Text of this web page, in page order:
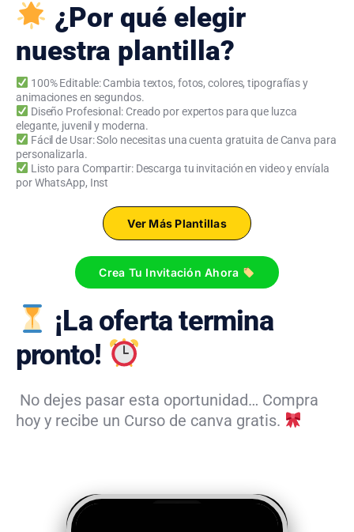
¿Por qué elegir
nuestra plantilla?
100% Editable: Cambia textos, fotos, colores, tipografías y
animaciones en segundos.
Diseño Profesional: Creado por expertos para que luzca
elegante, juvenil y moderna.
Fácil de Usar: Solo necesitas una cuenta gratuita de Canva para
personalizarla.
Listo para Compartir: Descarga tu invitación en video y envíala
por WhatsApp, Inst
Ver Más Plantillas
Crea Tu Invitación Ahora
¡La oferta termina
pronto!
No dejes pasar esta oportunidad… Compra
hoy y recibe un Curso de canva gratis.